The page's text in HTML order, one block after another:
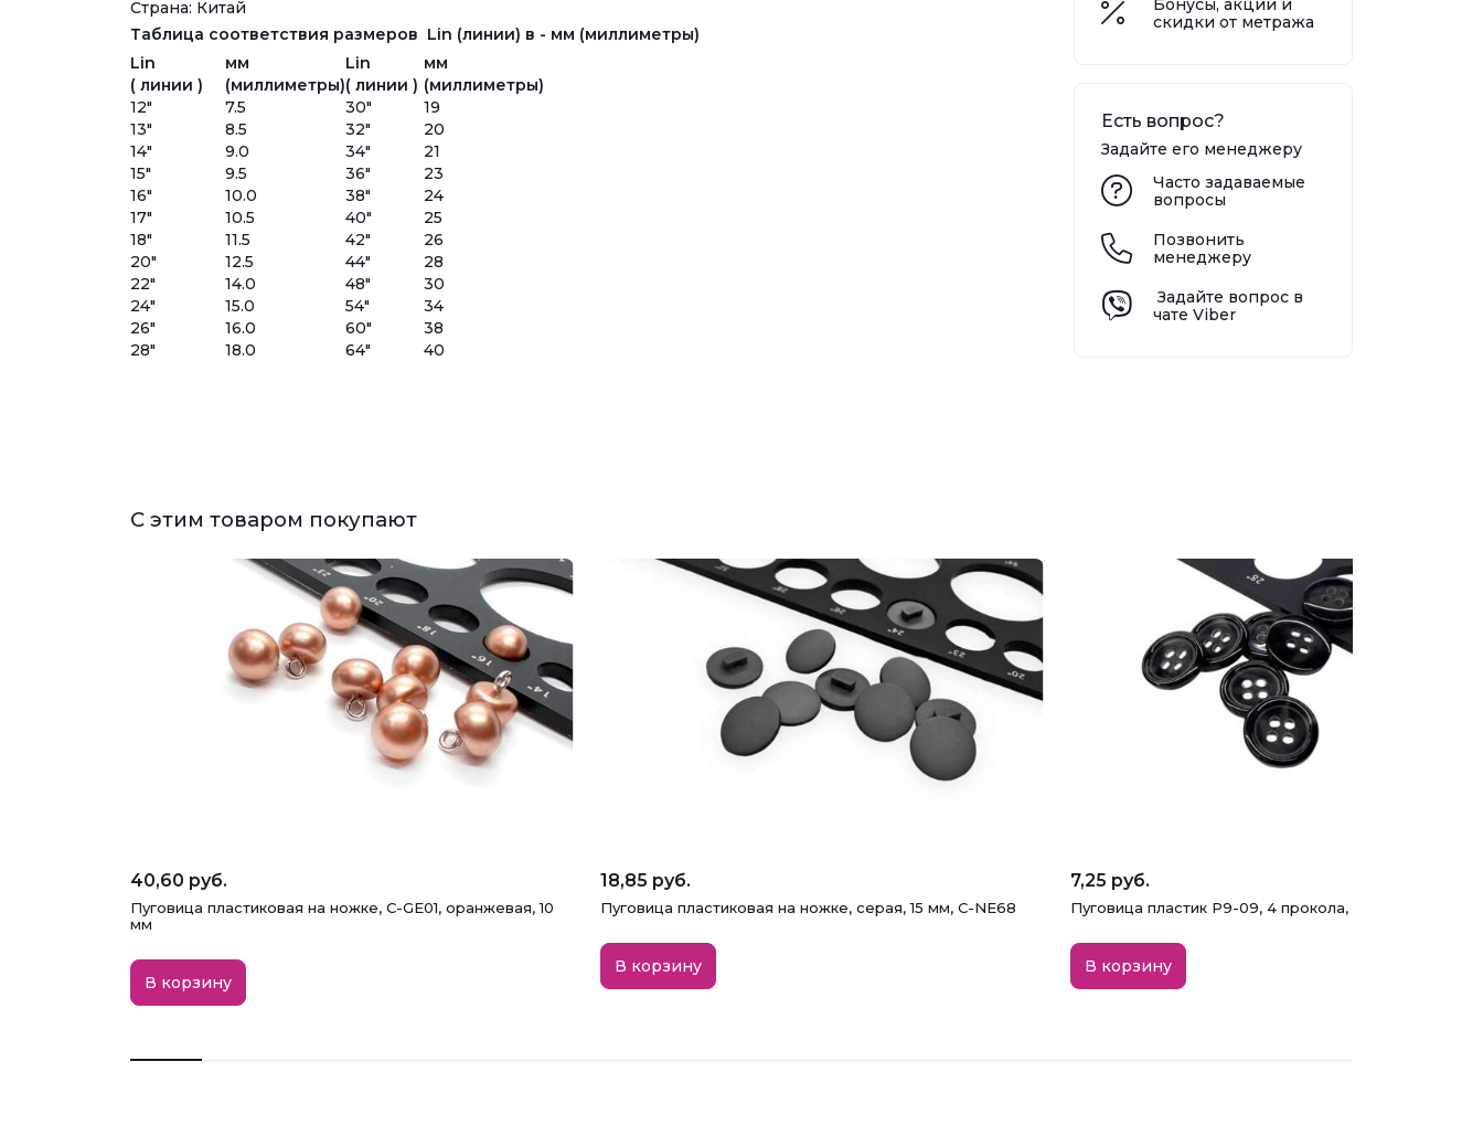
Страна: Китай
Таблица соответствия размеров Lin (линии) в - мм (миллиметры)
Lin
мм Lin
мм
( линии )
(миллиметры)( линии ) (миллиметры)
12"
7.5 30"
19
13"
8.5 32"
20
14"
9.0 34"
21
15"
9.5 36"
23
16"
10.0 38"
24
17"
10.5 40"
25
18"
11.5 42"
26
20"
12.5 44"
28
22"
14.0 48"
30
24"
15.0 54"
34
26"
16.0 60"
38
28"
18.0 64" 40
Бонусы, акции и
скидки от метража
Есть вопрос?
Задайте его менеджеру
Часто задаваемые
вопросы
Позвонить
менеджеру
Задайте вопрос в
чате Viber
С этим товаром покупают
40,60 руб.
Пуговица пластиковая на ножке, C-GE01, оранжевая, 10
мм
В корзину
18,85 руб.
Пуговица пластиковая на ножке, серая, 15 мм, C-NE68
В корзину
7,25 руб.
Пуговица пластик P9-09, 4 прокола, черная, 15 мм
В корзину